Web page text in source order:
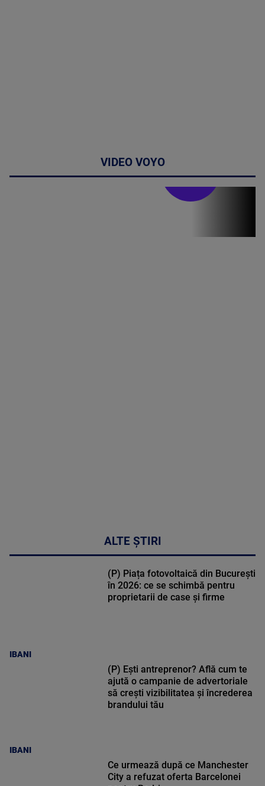
VIDEO VOYO
ALTE ȘTIRI
IBANI
(P) Piața fotovoltaică din București
în 2026: ce se schimbă pentru
proprietarii de case și firme
IBANI
(P) Ești antreprenor? Află cum te
ajută o campanie de advertoriale
să crești vizibilitatea și încrederea
brandului tău
Ce urmează după ce Manchester
City a refuzat oferta Barcelonei